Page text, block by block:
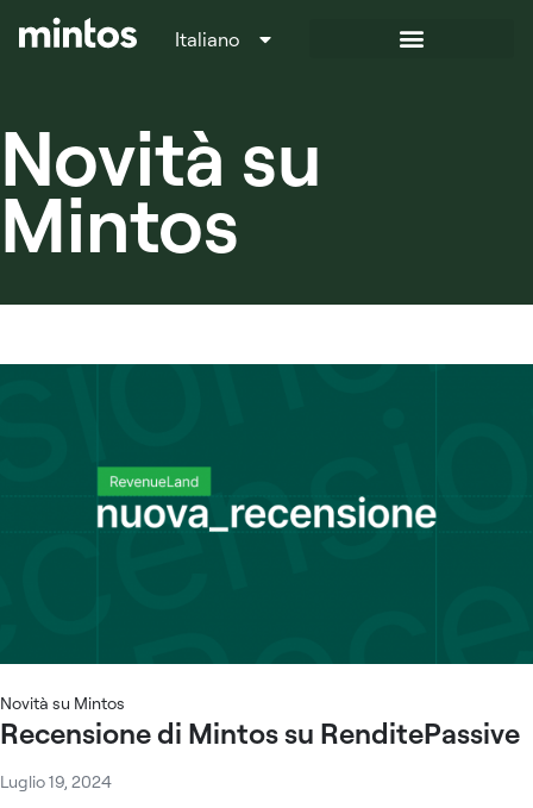
Italiano
Français
Novità su
Mintos
Novità su Mintos
Recensione di Mintos su RenditePassive
Luglio 19, 2024